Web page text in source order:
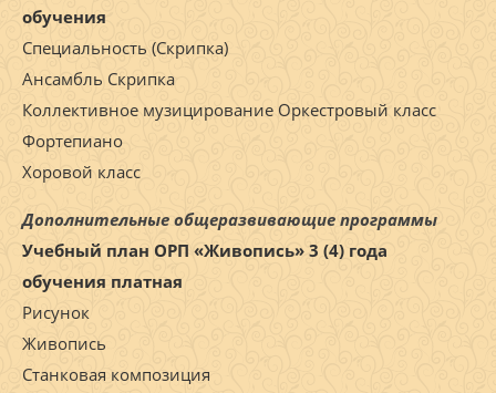
обучения
Специальность (Скрипка)
Ансамбль Скрипка
Коллективное музицирование Оркестровый класс
Фортепиано
Хоровой класс
Дополнительные общеразвивающие программы
Учебный план ОРП «Живопись» 3 (4) года
обучения платная
Рисунок
Живопись
Станковая композиция